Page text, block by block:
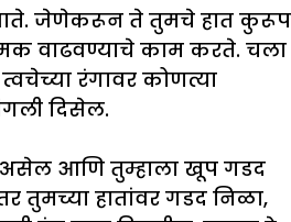
जाते. जेणेकरून ते तुमचे हात कुरूप
वाढवण्याचे काम करते. चला
रंगावर कोणत्या
दिसेल.
असेल आणि तुम्हाला खूप गडद
तुमच्या हातांवर गडद निळा,